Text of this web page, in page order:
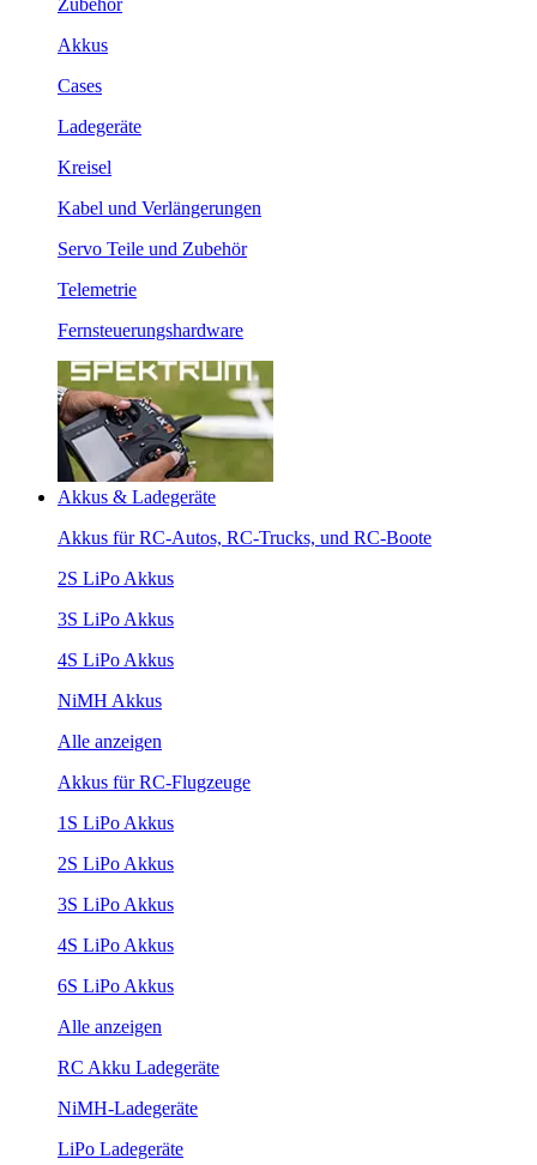
Zubehör
Akkus
Cases
Ladegeräte
Kreisel
Kabel und Verlängerungen
Servo Teile und Zubehör
Telemetrie
Fernsteuerungshardware
Akkus & Ladegeräte
Akkus für RC-Autos, RC-Trucks, und RC-Boote
2S LiPo Akkus
3S LiPo Akkus
4S LiPo Akkus
NiMH Akkus
Alle anzeigen
Akkus für RC-Flugzeuge
1S LiPo Akkus
2S LiPo Akkus
3S LiPo Akkus
4S LiPo Akkus
6S LiPo Akkus
Alle anzeigen
RC Akku Ladegeräte
NiMH-Ladegeräte
LiPo Ladegeräte